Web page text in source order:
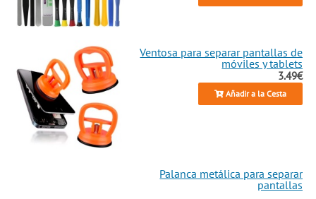
sólidos e impecables en tu mano,
2025 cuando se lanzó al mundo.
Así que descarta la idea de vaciar
tus ahorros en equipos nuevos de
gama dudosa; elige la excelencia
en piezas, devuélvele a tu móvil
Ventosa para separar pantallas de
móviles y tablets
3.49€
Añadir a la Cesta
Palanca metálica para separar
pantallas